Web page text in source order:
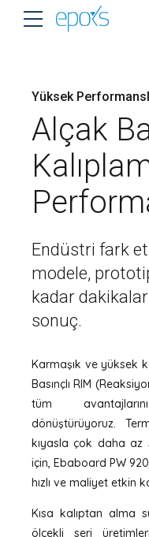
Yüksek
Alçak
Endüstri fark
modele,
kadar
sonuç.
Karmaşık ve yüksek
Basınçlı RIM
tüm
dönüştürüyoruz.
kıyasla çok daha az
için, Ebaboard PW
hızlı ve maliyet etkin
Kısa kalıptan alma
ölçekli seri